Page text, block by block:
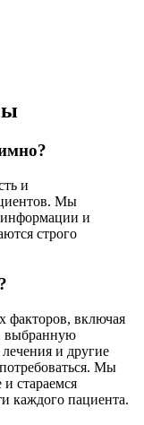
и
Мы
и
строго
факторов, включая
выбранную
и другие
Мы
и стараемся
каждого пациента.